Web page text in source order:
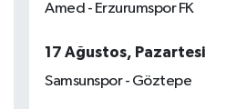
Amed - Erzurumspor FK
17 Ağustos, Pazartesi
Samsunspor - Göztepe